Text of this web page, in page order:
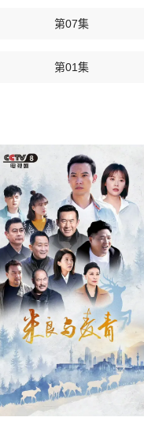
第07集
第01集